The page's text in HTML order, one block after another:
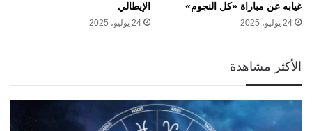
غيابه عن مباراة «كل النجوم»
24 يوليو، 2025
الإيطالي
24 يوليو، 2025
الأكثر مشاهدة